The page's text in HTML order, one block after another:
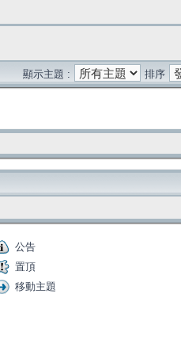
顯示主題 : 排序
公告
置頂
移動主題